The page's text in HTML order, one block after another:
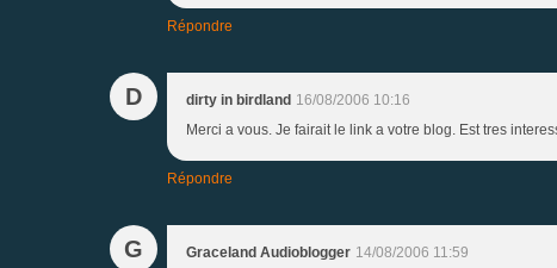
Répondre
D dirty in birdland 16/08/2006 10:16
Merci a vous. Je fairait le link a votre blog. Est tres
Répondre
G Graceland Audioblogger 14/08/2006 11:59